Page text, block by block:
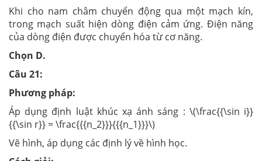
Khi cho nam châm chuyển động qua một mạch kín,
trong mạch suất hiện dòng điện cảm ứng. Điện năng
của dòng điện được chuyển hóa từ cơ năng.
Chọn D.
Câu 21:
Phương pháp:
Áp dụng định luật khúc xạ ánh sáng : \(\frac{{\sin i}}
{{\sin r}} = \frac{{{n_2}}}{{{n_1}}}\)
Vẽ hình, áp dụng các định lý về hình học.